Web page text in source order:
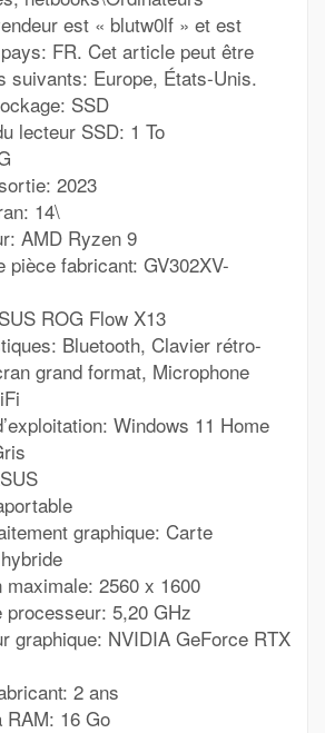
est « blutw0lf » et est
FR. Cet article peut être
suivants: Europe, États-Unis.
SSD
lecteur SSD: 1 To
2023
14\
AMD Ryzen 9
pièce fabricant: GV302XV-
ROG Flow X13
Bluetooth, Clavier rétro-
grand format, Microphone
Windows 11 Home
graphique: Carte
maximale: 2560 x 1600
processeur: 5,20 GHz
graphique: NVIDIA GeForce RTX
2 ans
RAM: 16 Go